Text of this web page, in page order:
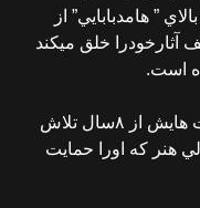
” هامدبابايي” از
آثارخودرا خلق ميكند
است.
✅ رهبر گروه”بارامانت” در پايان صحبت هايش از ٨سال تلاش
هنر كه اورا حمايت